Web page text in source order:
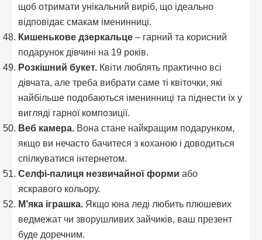
щоб отримати унікальний виріб, що ідеально
відповідає смакам іменинниці.
Кишенькове дзеркальце – гарний та корисний
подарунок дівчині на 19 років.
Розкішний букет. Квіти люблять практично всі
дівчата, але треба вибрати саме ті квіточки, які
найбільше подобаються іменинниці та піднести їх у
вигляді гарної композиції.
Веб камера. Вона стане найкращим подарунком,
якщо ви нечасто бачитеся з коханою і доводиться
спілкуватися інтернетом.
Селфі-палиця незвичайної форми або
яскравого кольору.
М’яка іграшка. Якщо юна леді любить плюшевих
ведмежат чи зворушливих зайчиків, ваш презент
буде доречним.